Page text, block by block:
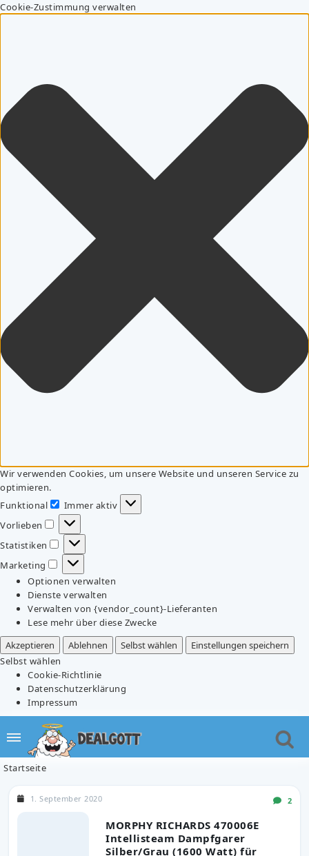
Cookie-Zustimmung verwalten
Wir verwenden Cookies, um unsere Website und unseren Service zu
optimieren.
Funktional
Funktional
Immer aktiv
Vorlieben
Vorlieben
Statistiken
Statistiken
Marketing
Marketing
Optionen verwalten
Dienste verwalten
Verwalten von {vendor_count}-Lieferanten
Lese mehr über diese Zwecke
Akzeptieren
Ablehnen Selbst wählen
Einstellungen speichern
Selbst wählen
Cookie-Richtlinie
Datenschutzerklärung
Impressum
Startseite
MORPHY RICHARDS 470006E
Intellisteam Dampfgarer
Silber/Grau (1600 Watt) für
1. September 2020 2